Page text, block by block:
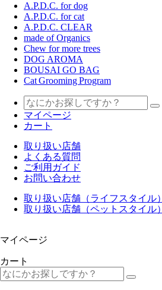
A.P.D.C. for dog
A.P.D.C. for cat
A.P.D.C. CLEAR
made of Organics
Chew for more trees
DOG AROMA
BOUSAI GO BAG
Cat Grooming Program
マイページ
カート
取り扱い店舗
よくある質問
ご利用ガイド
お問い合わせ
取り扱い店舗（ライフスタイル）
取り扱い店舗（ペットスタイル）
マイページ
カート